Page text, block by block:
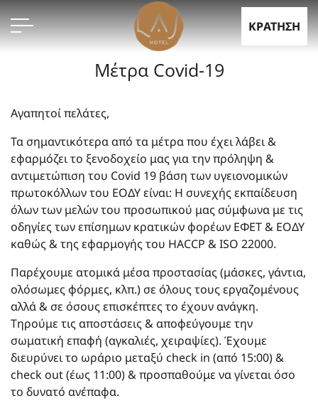
ΚΡΑΤΗΣΗ
Μέτρα Covid-19
Αγαπητοί πελάτες,
Τα σημαντικότερα από τα μέτρα που έχει λάβει &
εφαρμόζει το ξενοδοχείο μας για την πρόληψη &
αντιμετώπιση του Covid 19 βάση των υγειονομικών
πρωτοκόλλων του ΕΟΔΥ είναι: Η συνεχής εκπαίδευση
όλων των μελών του προσωπικού μας σύμφωνα με τις
οδηγίες των επίσημων κρατικών φορέων ΕΦΕΤ & ΕΟΔΥ
καθώς & της εφαρμογής του HACCP & ISO 22000.
Παρέχουμε ατομικά μέσα προστασίας (μάσκες, γάντια,
ολόσωμες φόρμες, κλπ.) σε όλους τους εργαζομένους
αλλά & σε όσους επισκέπτες το έχουν ανάγκη.
Τηρούμε τις αποστάσεις & αποφεύγουμε την
σωματική επαφή (αγκαλιές, χειραψίες). Έχουμε
διευρύνει το ωράριο μεταξύ check in (από 15:00) &
check out (έως 11:00) & προσπαθούμε να γίνεται όσο
το δυνατό ανέπαφα.